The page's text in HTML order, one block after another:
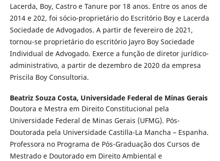
Lacerda, Boy, Castro e Tanure por 18 anos. Entre os anos de
2014 e 202, foi sócio-proprietário do Escritório Boy e Lacerda
Sociedade de Advogados. A partir de fevereiro de 2021,
tornou-se proprietário do escritório Jayro Boy Sociedade
Individual de Advogado. Exerce a função de diretor jurídico-
administrativo, a partir de dezembro de 2020 da empresa
Priscila Boy Consultoria.
Beatriz Souza Costa, Universidade Federal de Minas Gerais
Doutora e Mestra em Direito Constitucional pela
Universidade Federal de Minas Gerais (UFMG). Pós-
Doutorada pela Universidade Castilla-La Mancha – Espanha.
Professora no Programa de Pós-Graduação dos Cursos de
Mestrado e Doutorado em Direito Ambiental e